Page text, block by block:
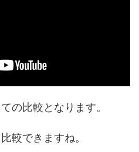
の比較となります。
較できますね。